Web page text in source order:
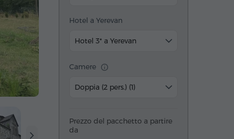
Hotel a Yerevan
Hotel 3* a Yerevan
Camere
Doppia (2 pers.) (1)
Prezzo del pacchetto a partire
da